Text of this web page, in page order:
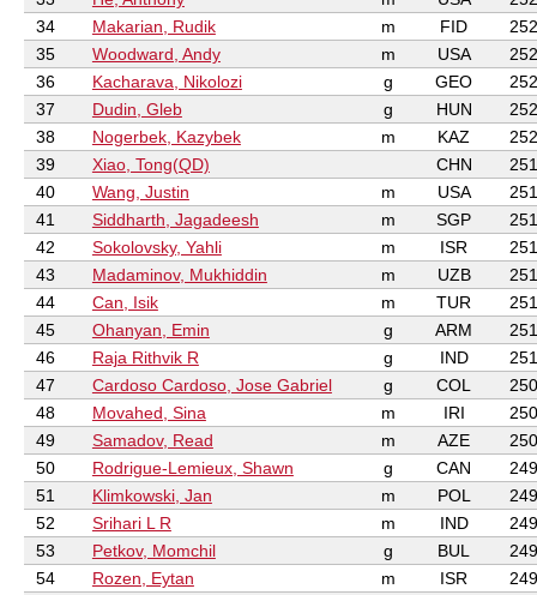
34
Makarian, Rudik m FID
35
Woodward, Andy m USA
36
Kacharava, Nikolozi g GEO
37
Dudin, Gleb g HUN
38
Nogerbek, Kazybek m KAZ
39
Xiao, Tong(QD) CHN
40
Wang, Justin m USA
41
Siddharth, Jagadeesh m SGP
42
Sokolovsky, Yahli m ISR
43
Madaminov, Mukhiddin m UZB
44
Can, Isik m TUR
45
Ohanyan, Emin g ARM
46
Raja Rithvik R g IND
47
Cardoso Cardoso, Jose Gabriel g COL
48
Movahed, Sina m IRI
49
Samadov, Read m AZE
50
Rodrigue-Lemieux, Shawn g CAN
51
Klimkowski, Jan m POL
52
Srihari L R m IND
53
Petkov, Momchil g BUL
54
Rozen, Eytan m ISR